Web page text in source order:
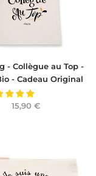
- Collègue au Top -
- Cadeau Original
15,90 €